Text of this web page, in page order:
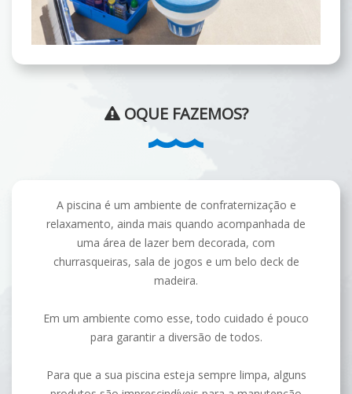
OQUE FAZEMOS?
A piscina é um ambiente de confraternização e
relaxamento, ainda mais quando acompanhada de
uma área de lazer bem decorada, com
churrasqueiras, sala de jogos e um belo deck de
madeira.
Em um ambiente como esse, todo cuidado é pouco
para garantir a diversão de todos.
Para que a sua piscina esteja sempre limpa, alguns